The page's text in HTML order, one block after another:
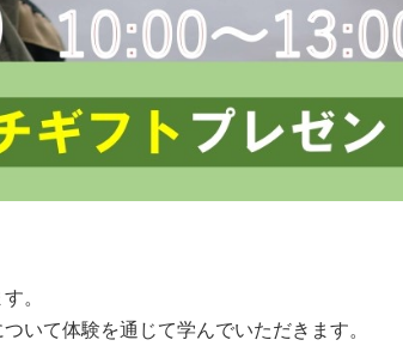
。
いて体験を通じて学んでいただきます。